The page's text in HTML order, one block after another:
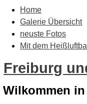
Home
Galerie Übersicht
neuste Fotos
Mit dem
Freiburg
Wilkommen